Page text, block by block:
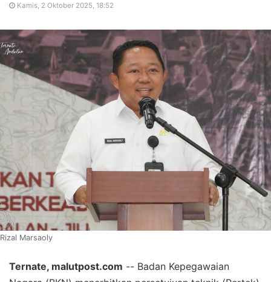
Kamis, 2 Oktober 2025, 18:52
Rizal Marsaoly
Ternate, malutpost.com -- Badan Kepegawaian